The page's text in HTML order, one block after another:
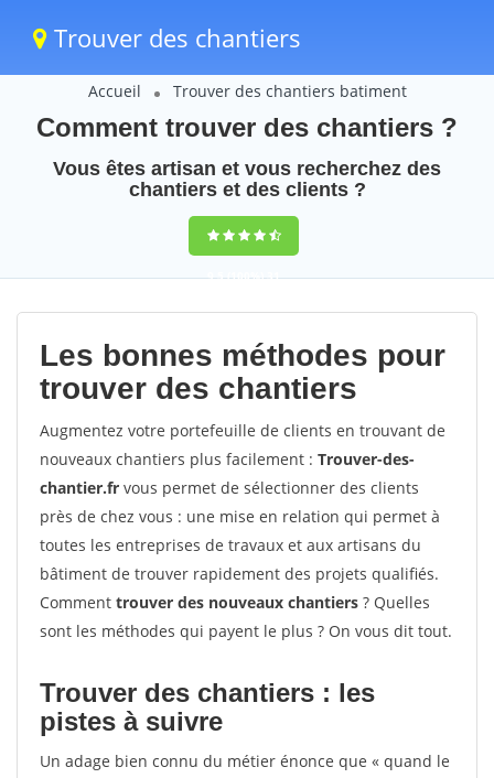
Trouver des chantiers
Accueil Trouver des chantiers batiment
Comment trouver des chantiers ?
Vous êtes artisan et vous recherchez des
chantiers et des clients ?
9,5(100%)31
votes
Les bonnes méthodes pour
trouver des chantiers
Augmentez votre portefeuille de clients en trouvant de
nouveaux chantiers plus facilement : Trouver-des-
chantier.fr vous permet de sélectionner des clients
près de chez vous : une mise en relation qui permet à
toutes les entreprises de travaux et aux artisans du
bâtiment de trouver rapidement des projets qualifiés.
Comment trouver des nouveaux chantiers ? Quelles
sont les méthodes qui payent le plus ? On vous dit tout.
Trouver des chantiers : les
pistes à suivre
Un adage bien connu du métier énonce que « quand le